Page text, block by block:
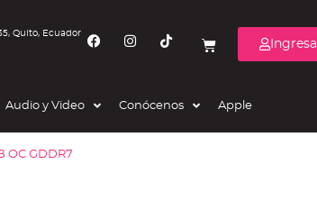
Quito, Ecuador
Ingresa
Audio y Video Conócenos Apple
OC GDDR7